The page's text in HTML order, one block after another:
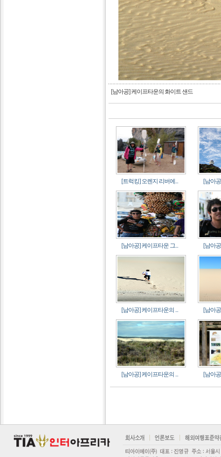
[남아공] 케이프타운의 화이트 샌드
[트럭킹] 오렌지 리버에... [남아
[남아공] 케이프타운 그... [남아
[남아공] 케이프타운의 ... [남아
[남아공] 케이프타운의 ... [남아